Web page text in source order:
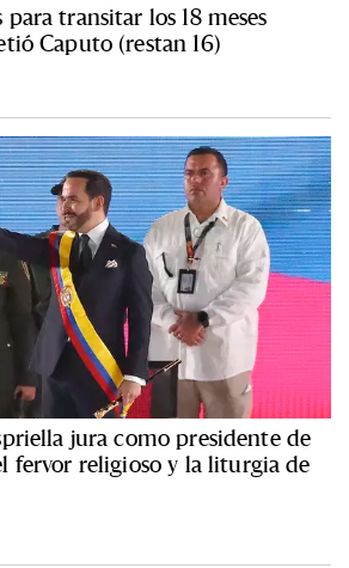
transitar los 18 meses
Caputo (restan 16)
jura como presidente de
fervor religioso y la liturgia de